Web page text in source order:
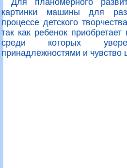
Для планомерного
картинки машины для
процессе детского
так как ребенок
среди которых
принадлежностями и чувство